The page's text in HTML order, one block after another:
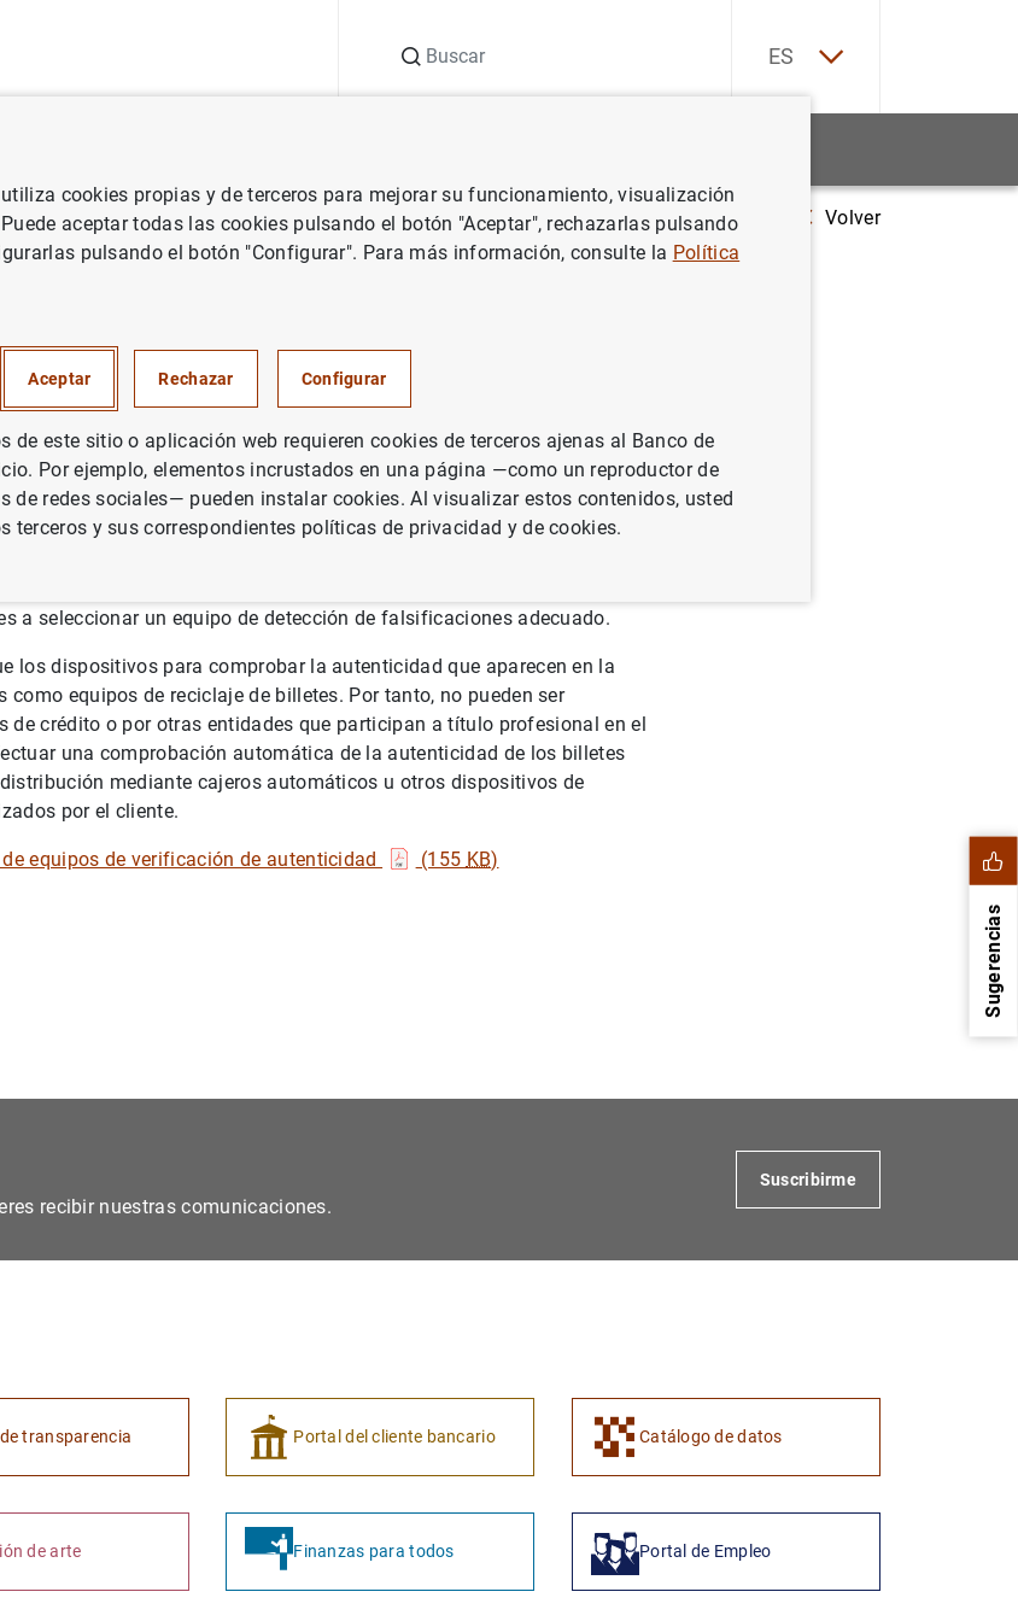
ES
Dispositivos autenticadores de billetes Dispositivos autenticadores de billetes evaluados positivamente por el Banco de
Volver
por el Banco de España
adelante contiene la lista de dispositivos para comprobar la
a seleccionar un equipo de detección de falsificaciones adecuado.
los dispositivos para comprobar la autenticidad que aparecen en la
como equipos de reciclaje de billetes. Por tanto, no pueden ser
de crédito o por otras entidades que participan a título profesional en el
una comprobación automática de la autenticidad de los billetes
mediante cajeros automáticos u otros dispositivos de
por el cliente.
equipos de verificación de autenticidad (155 KB)
Sugerencias
1
recibir nuestras comunicaciones.
Suscribirme
transparencia Portal del cliente bancario Catálogo de datos
de arte Finanzas para todos Portal de Empleo
cookies propias y de terceros para mejorar su funcionamiento, visualización
aceptar todas las cookies pulsando el botón "Aceptar", rechazarlas pulsando
pulsando el botón "Configurar". Para más información, consulte la Política
Aceptar Rechazar Configurar
de este sitio o aplicación web requieren cookies de terceros ajenas al Banco de
Por ejemplo, elementos incrustados en una página —como un reproductor de
de redes sociales— pueden instalar cookies. Al visualizar estos contenidos, usted
terceros y sus correspondientes políticas de privacidad y de cookies.